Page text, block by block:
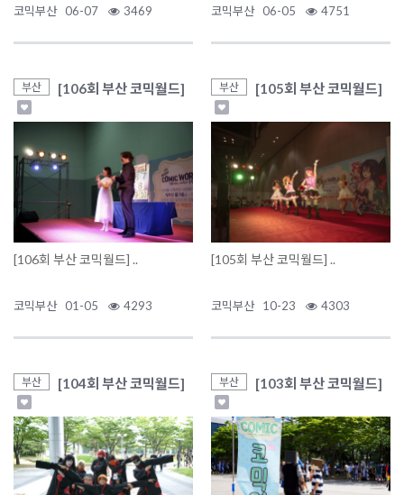
코믹부산 06-07 3469 코믹부산 06-05 4751
부산 [106회 부산 코믹월드]
[106회 부산 코믹월드] ..
코믹부산 01-05 4293
부산 [105회 부산 코믹월드]
[105회 부산 코믹월드] ..
코믹부산 10-23 4303
부산 [104회 부산 코믹월드] 부산 [103회 부산 코믹월드]